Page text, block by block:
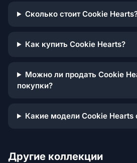
Сколько стоит Cookie
Как купить Cookie Hearts?
Можно ли продать Cookie
покупки?
Какие модели Cookie
Другие коллекции